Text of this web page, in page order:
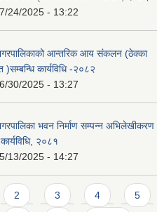
24/2025 - 13:22
आन्तरिक आय संकलन (ठेक्का
)सम्बन्धि कार्यविधि -२०८२
30/2025 - 13:27
भवन निर्माण सम्पन्न अभिलेखीकरण
२०८१
13/2025 - 14:27
2 3 4 5